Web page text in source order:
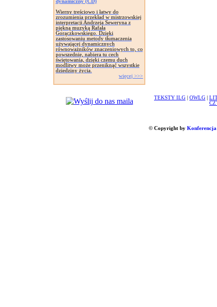
dynamiczny (CD)
Wierny treściowo i łatwy do
zrozumienia przekład w mistrzowskiej
interpretacji Andrzeja Seweryna z
piękną muzyką Rafała
Gorączkowskiego. Dzięki
zastosowaniu metody tłumaczenia
używającej dynamicznych
równoważników znaczeniowych to, co
powszednie, nabiera tu cech
świętowania, dzięki czemu duch
modlitwy może przeniknąć wszystkie
dziedziny życia.
więcej >>>
TEKSTY ILG OWLG
© Copyright by Konferencja